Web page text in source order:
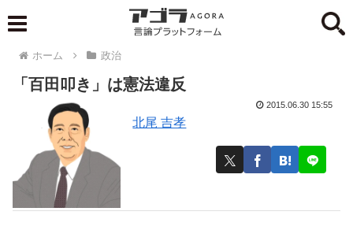
ホーム 政治
「百田叩き」は憲法違反
北尾 吉孝
2015.06.30 15:55